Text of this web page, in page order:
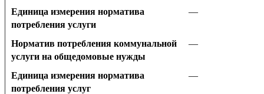
Единица измерения норматива
потребления услуги
—
Норматив потребления коммунальной
услуги на общедомовые нужды
—
Единица измерения норматива
потребления услуг
—